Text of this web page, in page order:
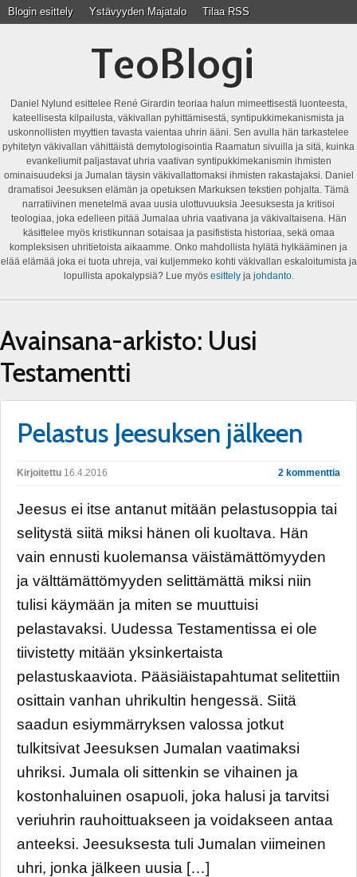
Blogin esittely Ystävyyden Majatalo Tilaa RSS
TeoBlogi
Daniel Nylund esittelee René Girardin teoriaa halun mimeettisestä luonteesta,
kateellisesta kilpailusta, väkivallan pyhittämisestä, syntipukkimekanismista ja
uskonnollisten myyttien tavasta vaientaa uhrin ääni. Sen avulla hän tarkastelee
pyhitetyn väkivallan vähittäistä demytologisointia Raamatun sivuilla ja sitä, kuinka
evankeliumit paljastavat uhria vaativan syntipukkimekanismin ihmisten
ominaisuudeksi ja Jumalan täysin väkivallattomaksi ihmisten rakastajaksi. Daniel
dramatisoi Jeesuksen elämän ja opetuksen Markuksen tekstien pohjalta. Tämä
narratiivinen menetelmä avaa uusia ulottuvuuksia Jeesuksesta ja kritisoi
teologiaa, joka edelleen pitää Jumalaa uhria vaativana ja väkivaltaisena. Hän
käsittelee myös kristikunnan sotaisaa ja pasifistista historiaa, sekä omaa
kompleksisen uhritietoista aikaamme. Onko mahdollista hylätä hylkääminen ja
elää elämää joka ei tuota uhreja, vai kuljemmeko kohti väkivallan eskaloitumista ja
lopullista apokalypsiä? Lue myös esittelyja johdanto.
Avainsana-arkisto: Uusi
Testamentti
Pelastus Jeesuksen jälkeen
Kirjoitettu 16.4.2016 2 kommenttia
Jeesus ei itse antanut mitään pelastusoppia tai
selitystä siitä miksi hänen oli kuoltava. Hän
vain ennusti kuolemansa väistämättömyyden
ja välttämättömyyden selittämättä miksi niin
tulisi käymään ja miten se muuttuisi
pelastavaksi. Uudessa Testamentissa ei ole
tiivistetty mitään yksinkertaista
pelastuskaaviota. Pääsiäistapahtumat selitettiin
osittain vanhan uhrikultin hengessä. Siitä
saadun esiymmärryksen valossa jotkut
tulkitsivat Jeesuksen Jumalan vaatimaksi
uhriksi. Jumala oli sittenkin se vihainen ja
kostonhaluinen osapuoli, joka halusi ja tarvitsi
veriuhrin rauhoittuakseen ja voidakseen antaa
anteeksi. Jeesuksesta tuli Jumalan viimeinen
uhri, jonka jälkeen uusia […]